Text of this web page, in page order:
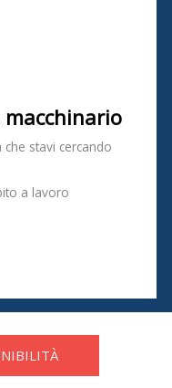
stavi cercando
a lavoro